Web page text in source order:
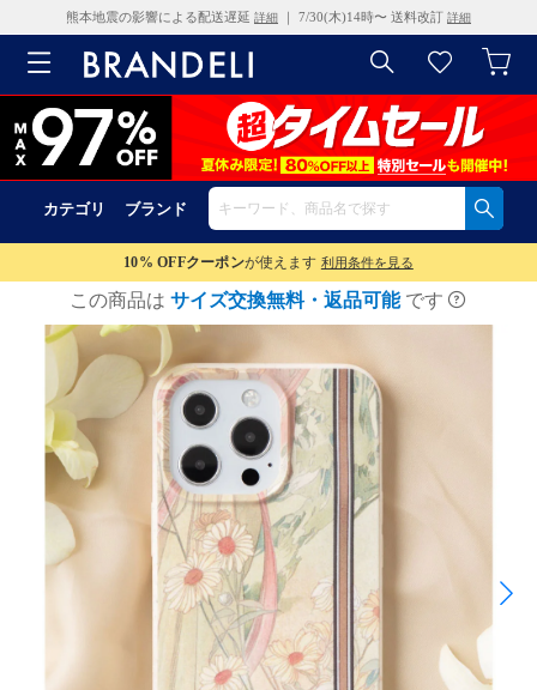
熊本地震の影響による配送遅延 詳細 ｜ 7/30(木)14時〜 送料改訂 詳細
カテゴリ ブランド
10% OFFクーポンが使えます 利用条件を見る
この商品は サイズ交換無料・返品可能 です